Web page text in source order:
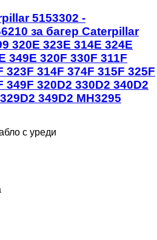
5153302 -
за багер Caterpillar
320E 323E 314E 324E
349E 320F 330F 311F
323F 314F 374F 315F 325F
349F 320D2 330D2 340D2
349D2 MH3295
с уреди